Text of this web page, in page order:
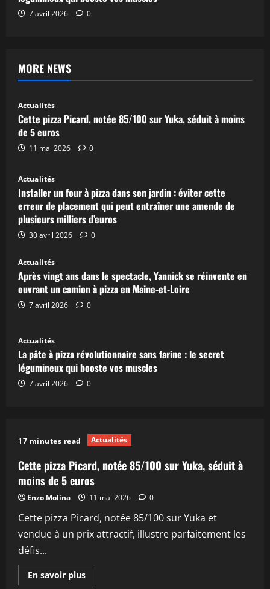
7 avril 2026 0
MORE NEWS
Actualités
Cette pizza Picard, notée 85/100 sur Yuka, séduit à moins
de 5 euros
11 mai 2026 0
Actualités
Installer un four à pizza dans son jardin : éviter cette
erreur de placement qui peut entraîner une amende de
plusieurs milliers d’euros
30 avril 2026 0
Actualités
Après vingt ans dans le spectacle, Yannick se réinvente en
ouvrant un camion à pizza en Maine-et-Loire
7 avril 2026 0
Actualités
La pâte à pizza révolutionnaire sans farine : le secret
légumineux qui booste vos muscles
7 avril 2026 0
17 minutes read Actualités
Cette pizza Picard, notée 85/100 sur Yuka, séduit à
moins de 5 euros
Enzo Molina 11 mai 2026 0
Cette pizza Picard, notée 85/100 sur Yuka et
vendue à un prix attractif, illustre parfaitement les
défis...
En savoir plusEn
savoir